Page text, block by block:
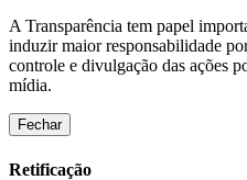
A Transparência tem papel
induzir maior responsabilidade
controle e divulgação das ações
mídia.
Fechar
Retificação